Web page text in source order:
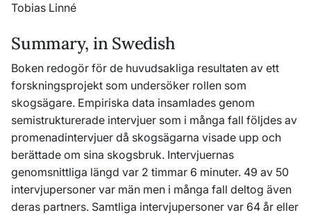
Tobias Linné
Summary, in Swedish
Boken redogör för de huvudsakliga resultaten av ett
forskningsprojekt som undersöker rollen som
skogsägare. Empiriska data insamlades genom
semistrukturerade intervjuer som i många fall följdes av
promenadintervjuer då skogsägarna visade upp och
berättade om sina skogsbruk. Intervjuernas
genomsnittliga längd var 2 timmar 6 minuter. 49 av 50
intervjupersoner var män men i många fall deltog även
deras partners. Samtliga intervjupersoner var 64 år eller